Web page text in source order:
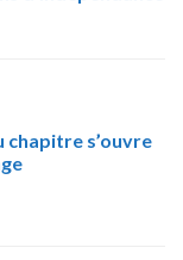
chapitre s’ouvre